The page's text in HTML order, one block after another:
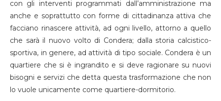
con gli interventi programmati dall’amministrazione ma
anche e soprattutto con forme di cittadinanza attiva che
facciano rinascere attività, ad ogni livello, attorno a quello
che sarà il nuovo volto di Condera; dalla storia calcistico-
sportiva, in genere, ad attività di tipo sociale. Condera è un
quartiere che si è ingrandito e si deve ragionare su nuovi
bisogni e servizi che detta questa trasformazione che non
lo vuole unicamente come quartiere-dormitorio.